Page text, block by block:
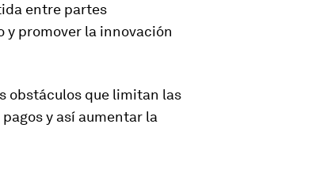
entre partes
y promover la innovación
obstáculos que limitan las
y así aumentar la